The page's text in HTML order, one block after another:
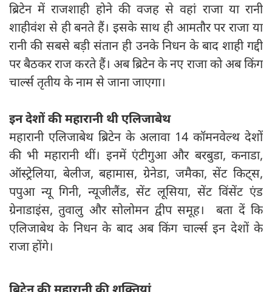
ब्रिटेन में राजशाही होने की वजह से वहां राजा या रानी
शाहीवंश से ही बनते हैं। इसके साथ ही आमतौर पर राजा या
रानी की सबसे बड़ी संतान ही उनके निधन के बाद शाही गद्दी
पर बैठकर राज करते हैं। अब ब्रिटेन के नए राजा को अब किंग
चार्ल्स तृतीय के नाम से जाना जाएगा।
इन देशों की महारानी थी एलिजाबेथ
महारानी एलिजाबेथ ब्रिटेन के अलावा 14 कॉमनवेल्थ देशों
की भी महारानी थीं। इनमें एंटीगुआ और बरबुडा, कनाडा,
ऑस्‍ट्रेलिया, बेलीज, बहामास, ग्रेनेडा, जमैका, सेंट किट्स,
पपुआ न्‍यू गिनी, न्‍यूजीलैंड, सेंट लूसिया, सेंट विंसेंट एंड
ग्रेनाडाइंस, तुवालु और सोलोमन द्वीप समूह। बता दें कि
एलिजाबेथ के निधन के बाद अब किंग चार्ल्स इन देशों के
राजा होंगे।